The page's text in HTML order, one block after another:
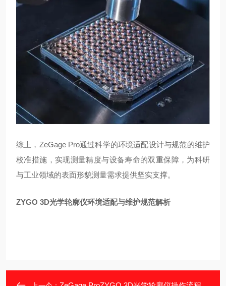
综上，ZeGage Pro通过科学的环境适配设计与规范的维护
校准措施，实现测量精度与设备寿命的双重保障，为科研
与工业领域的表面形貌测量需求提供坚实支撑。
ZYGO 3D光学轮廓仪环境适配与维护规范解析